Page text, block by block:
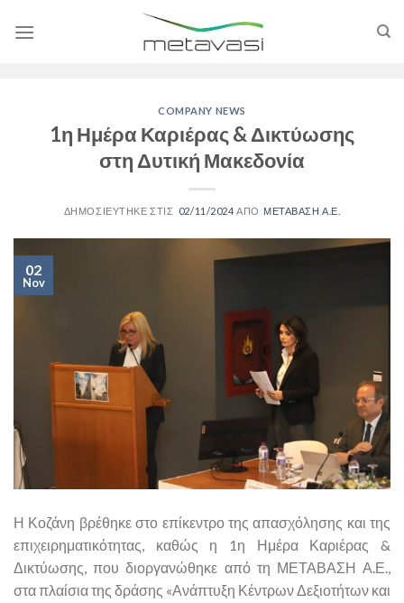
COMPANY NEWS
1η Ημέρα Καριέρας & Δικτύωσης
στη Δυτική Μακεδονία
02/11/2024 ΜΕΤΑΒΑΣΗ Α.Ε.
02
Nov
Η Κοζάνη βρέθηκε στο επίκεντρο της απασχόλησης και της
επιχειρηματικότητας, καθώς η 1η Ημέρα Καριέρας &
Δικτύωσης, που διοργανώθηκε από τη ΜΕΤΑΒΑΣΗ Α.Ε.,
στα πλαίσια της δράσης «Ανάπτυξη Κέντρων Δεξιοτήτων και